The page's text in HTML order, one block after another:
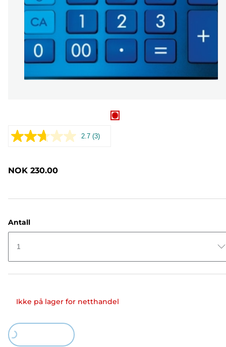
2.7 Les
(3)
NOK 230.00
Antall
1
Ikke på lager for netthandel